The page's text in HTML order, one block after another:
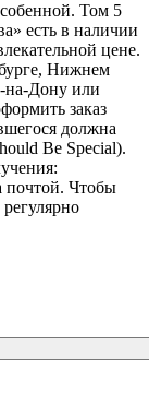
Том 5
есть в наличии
цене.
Нижнем
на-Дону или
заказ
должна
Be Special).
почтой. Чтобы